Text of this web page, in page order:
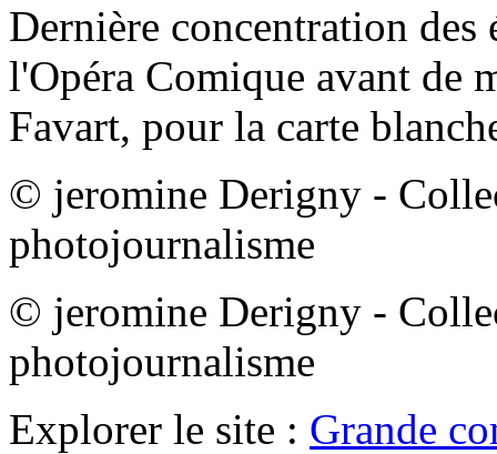
Dernière concentration
l'Opéra Comique avant de
Favart, pour la carte
© jeromine Derigny -
photojournalisme
© jeromine Derigny -
photojournalisme
Explorer le site : Grande